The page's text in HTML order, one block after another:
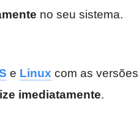
no seu sistema.
e Linux com as versões
imediatamente.